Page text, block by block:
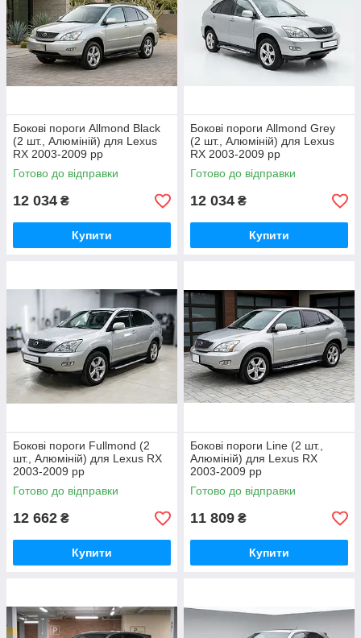
Бокові пороги Allmond Black
(2 шт., Алюміній) для Lexus
RX 2003-2009 рр
Готово до відправки
12 034 ₴
Купити
Бокові пороги Allmond Grey
(2 шт., Алюміній) для Lexus
RX 2003-2009 рр
Готово до відправки
12 034 ₴
Купити
Бокові пороги Fullmond (2
шт., Алюміній) для Lexus RX
2003-2009 рр
Готово до відправки
12 662 ₴
Купити
Бокові пороги Line (2 шт.,
Алюміній) для Lexus RX
2003-2009 рр
Готово до відправки
11 809 ₴
Купити